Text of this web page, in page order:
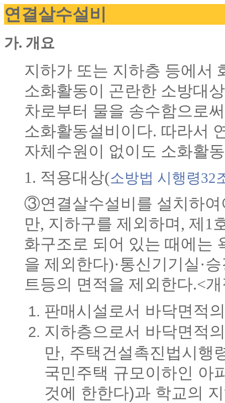
연결살수설비
가. 개요
지하가 또는 지하층 등에서
소화활동이 곤란한 소방대
차로부터 물을 송수함으로
소화활동설비이다. 따라서
자체수원이 없이도 소화활
1. 적용대상(소방법 시행령32
③연결살수설비를 설치하여
만, 지하구를 제외하며, 제1
화구조로 되어 있는 때에는
을 제외한다)·통신기기실·
트등의 면적을 제외한다.<개
판매시설로서 바닥면적
지하층으로서 바닥면적
만, 주택건설촉진법시행
국민주택 규모이하인 아
것에 한한다)과 학교의